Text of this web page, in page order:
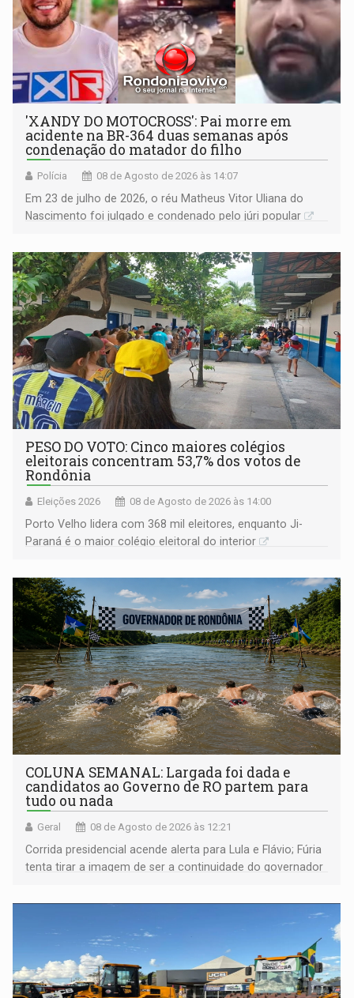
'XANDY DO MOTOCROSS': Pai morre em
acidente na BR-364 duas semanas após
condenação do matador do filho
Polícia 08 de Agosto de 2026 às 14:07
Em 23 de julho de 2026, o réu Matheus Vitor Uliana do
Nascimento foi julgado e condenado pelo júri popular
PESO DO VOTO: Cinco maiores colégios
eleitorais concentram 53,7% dos votos de
Rondônia
Eleições 2026 08 de Agosto de 2026 às 14:00
Porto Velho lidera com 368 mil eleitores, enquanto Ji-
Paraná é o maior colégio eleitoral do interior
COLUNA SEMANAL: Largada foi dada e
candidatos ao Governo de RO partem para
tudo ou nada
Geral 08 de Agosto de 2026 às 12:21
Corrida presidencial acende alerta para Lula e Flávio; Fúria
tenta tirar a imagem de ser a continuidade do governador
não ter entrado no modo eleição; ABAV faz evento em